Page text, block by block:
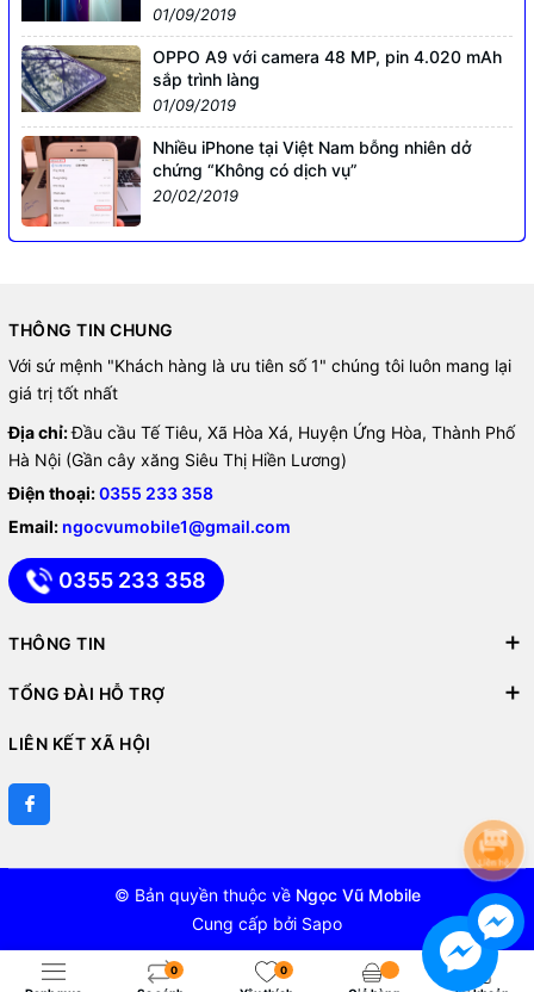
01/09/2019
OPPO A9 với camera 48 MP, pin 4.020 mAh
sắp trình làng
01/09/2019
Nhiều iPhone tại Việt Nam bỗng nhiên dở
chứng “Không có dịch vụ”
20/02/2019
THÔNG TIN CHUNG
Với sứ mệnh "Khách hàng là ưu tiên số 1" chúng tôi luôn mang lại
giá trị tốt nhất
Địa chỉ:Đầu cầu Tế Tiêu, Xã Hòa Xá, Huyện Ứng Hòa, Thành Phố
Hà Nội (Gần cây xăng Siêu Thị Hiền Lương)
Điện thoại:0355 233 358
Email: ngocvumobile1@gmail.com
0355 233 358
THÔNG TIN
TỔNG ĐÀI HỖ TRỢ
LIÊN KẾT XÃ HỘI
© Bản quyền thuộc về Ngọc Vũ Mobile
Cung cấp bởi Sapo
0 0